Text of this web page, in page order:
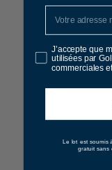
Pièce Panda
J’accepte que
utilisées par
commerciales
Le lot est soumis
gratuit sans